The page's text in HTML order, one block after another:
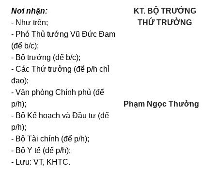
Nơi nhận:
- Như trên;
- Phó Thủ tướng Vũ Đức Đam
(để b/c);
- Bộ trưởng (để b/c);
- Các Thứ trưởng (để p/h chỉ
đạo);
- Văn phòng Chính phủ (để
p/h);
- Bộ Kế hoạch và Đầu tư (để
p/h);
- Bộ Tài chính (để p/h);
- Bộ Y tế (để p/h);
- Lưu:VT, KHTC.
KT. BỘ TRƯỞNG
THỨ TRƯỞNG
Phạm Ngọc Thưởng